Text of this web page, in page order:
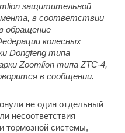
защитительной
в соответствии
обращение
колесных
Dongfeng типа
Zoomlion типа ZTC-4,
в сообщении.
не один отдельный
несоответствия
тормозной системы,